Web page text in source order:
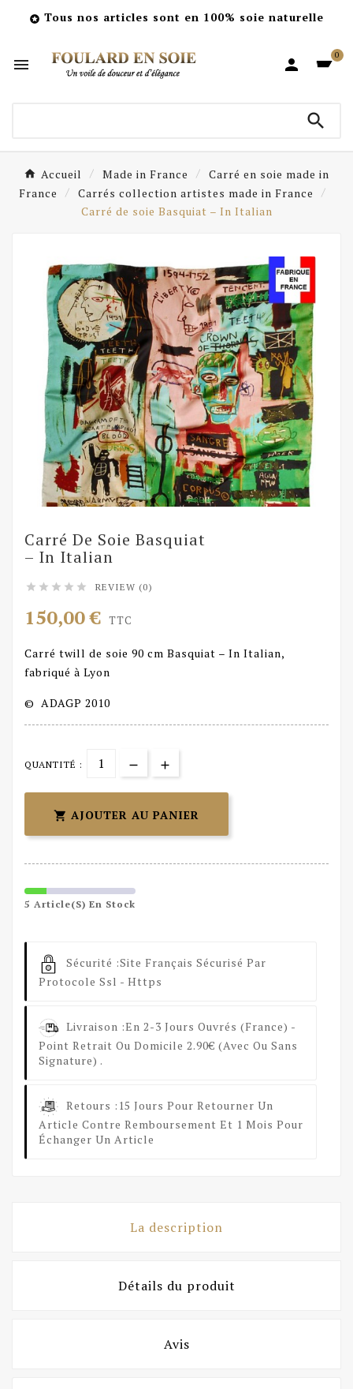
 Tous nos articles sont en 100% soie naturelle
 
0

Accueil Made in France
Carré en soie made in
France
Carrés collection artistes made in France
Carré de soie Basquiat – In Italian
Carré De Soie Basquiat
– In Italian
     REVIEW (0)
150,00 € TTC
Carré twill de soie 90 cm Basquiat – In Italian,
fabriqué à Lyon
© ADAGP 2010
QUANTITÉ :
 AJOUTER AU PANIER
5 Article(s) En Stock
Sécurité :Site Français Sécurisé Par
Protocole Ssl - Https
Livraison :En 2-3 Jours Ouvrés (France) -
Point Retrait Ou Domicile 2.90€ (avec Ou Sans
Signature) .
Retours : 15 Jours Pour Retourner Un
Article Contre Remboursement Et 1 Mois Pour
Échanger Un Article
La description
Détails du produit
Avis